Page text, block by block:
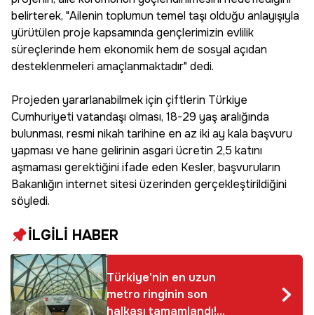
belirterek, "Ailenin toplumun temel taşı olduğu anlayışıyla
yürütülen proje kapsamında gençlerimizin evlilik
süreçlerinde hem ekonomik hem de sosyal açıdan
desteklenmeleri amaçlanmaktadır" dedi.
Projeden yararlanabilmek için çiftlerin Türkiye
Cumhuriyeti vatandaşı olması, 18-29 yaş aralığında
bulunması, resmi nikah tarihine en az iki ay kala başvuru
yapması ve hane gelirinin asgari ücretin 2,5 katını
aşmaması gerektiğini ifade eden Kesler, başvuruların
Bakanlığın internet sitesi üzerinden gerçekleştirildiğini
söyledi.
İLGİLİ HABER
Türkiye'nin en uzun
metro ringinin son
halkası tamamlandı!